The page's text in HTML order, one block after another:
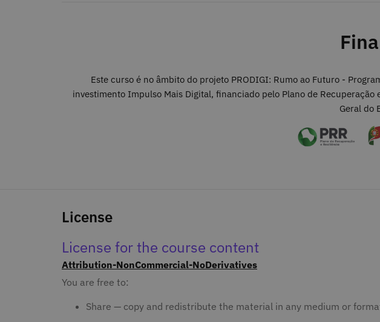
Este curso é no âmbito do projeto PRODIGI: Rumo ao Futuro -
investimento Impulso Mais Digital, financiado pelo Plano de
Geral do
License
License for the course content
Attribution-NonCommercial-NoDerivatives
You are free to:
Share — copy and redistribute the material in any medium or